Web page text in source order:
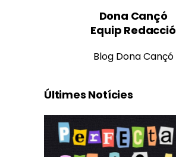
Dona Cançó
Equip Redacció
Blog Dona Cançó
Últimes Notícies